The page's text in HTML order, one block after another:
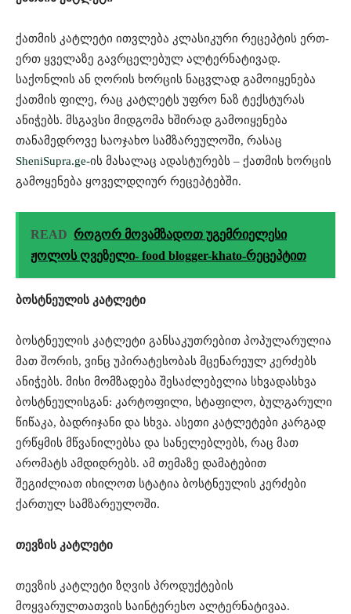
ქათმის კატლეტი ითვლება კლასიკური რეცეპტის ერთ-
ერთ ყველაზე გავრცელებულ ალტერნატივად.
საქონლის ან ღორის ხორცის ნაცვლად გამოიყენება
ქათმის ფილე, რაც კატლეტს უფრო ნაზ ტექსტურას
ანიჭებს. მსგავსი მიდგომა ხშირად გამოიყენება
თანამედროვე საოჯახო სამზარეულოში, რასაც
SheniSupra.ge-ის მასალაც ადასტურებს – ქათმის ხორცის
გამოყენება ყოველდღიურ რეცეპტებში.
READ როგორ მოვამზადოთ უგემრიელესი
ჟოლოს ღვეზელი- food blogger-khato-რეცეპტით
ბოსტნეულის კატლეტი
ბოსტნეულის კატლეტი განსაკუთრებით პოპულარულია
მათ შორის, ვინც უპირატესობას მცენარეულ კერძებს
ანიჭებს. მისი მომზადება შესაძლებელია სხვადასხვა
ბოსტნეულისგან: კარტოფილი, სტაფილო, ბულგარული
წიწაკა, ბადრიჯანი და სხვა. ასეთი კატლეტები კარგად
ერწყმის მწვანილებსა და სანელებლებს, რაც მათ
არომატს ამდიდრებს. ამ თემაზე დამატებით
შეგიძლიათ იხილოთ სტატია ბოსტნეულის კერძები
ქართულ სამზარეულოში.
თევზის კატლეტი
თევზის კატლეტი ზღვის პროდუქტების
მოყვარულთათვის საინტერესო ალტერნატივაა.